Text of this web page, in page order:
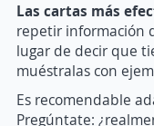
Las cartas más
repetir información
lugar de decir que
muéstralas con
Es recomendable
Pregúntate: